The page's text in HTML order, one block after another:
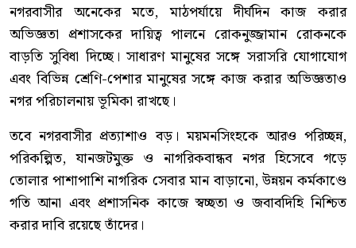
নগরবাসীর অনেকের মতে, মাঠপর্যায়ে দীর্ঘদিন কাজ করার
অভিজ্ঞতা প্রশাসকের দায়িত্ব পালনে রোকনুজ্জামান রোকনকে
বাড়তি সুবিধা দিচ্ছে। সাধারণ মানুষের সঙ্গে সরাসরি যোগাযোগ
এবং বিভিন্ন শ্রেণি-পেশার মানুষের সঙ্গে কাজ করার অভিজ্ঞতাও
নগর পরিচালনায় ভূমিকা রাখছে।
তবে নগরবাসীর প্রত্যাশাও বড়। ময়মনসিংহকে আরও পরিচ্ছন্ন,
পরিকল্পিত, যানজটমুক্ত ও নাগরিকবান্ধব নগর হিসেবে গড়ে
তোলার পাশাপাশি নাগরিক সেবার মান বাড়ানো, উন্নয়ন কর্মকাণ্ডে
গতি আনা এবং প্রশাসনিক কাজে স্বচ্ছতা ও জবাবদিহি নিশ্চিত
করার দাবি রয়েছে তাঁদের।